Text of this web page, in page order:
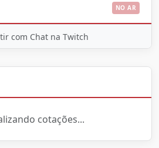
NO AR
com Chat na Twitch
cotações...